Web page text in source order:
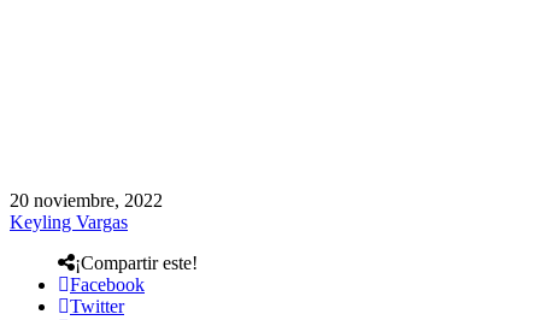
20 noviembre, 2022
Keyling Vargas
¡Compartir este!
Facebook
Twitter